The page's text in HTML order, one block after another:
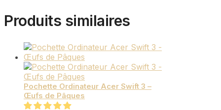
Produits similaires
Pochette Ordinateur Acer Swift 3 –
Œufs de Pâques